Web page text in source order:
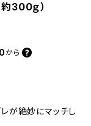
300ｇ）
から
が絶妙にマッチし